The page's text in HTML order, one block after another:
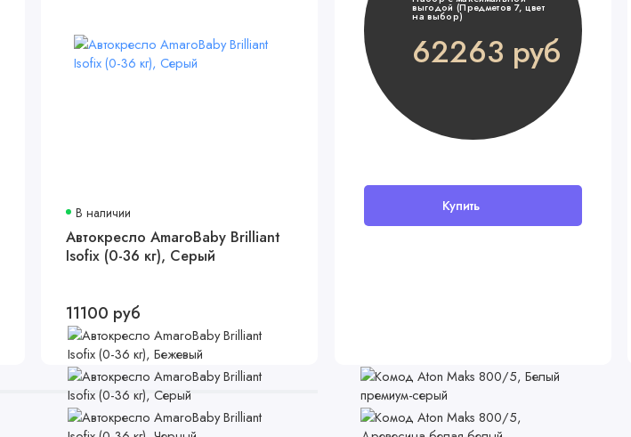
В наличии
Автокресло AmaroBaby Brilliant
Isofix (0-36 кг), Серый
11100 руб
выгодой (Предметов 7, цвет
на выбор)
62263 руб
Купить